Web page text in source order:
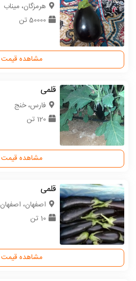
هرمزگان، میناب
50000 تن
مشاهده قیمت
قلمی
فارس، خنج
120 تن
مشاهده قیمت
قلمی
اصفهان، اصفهان
10 تن
مشاهده قیمت